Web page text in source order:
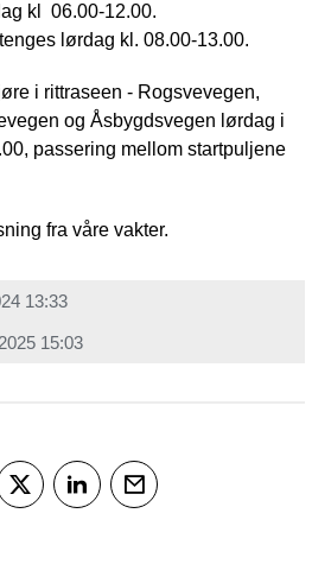
kl 06.00-12.00.
lørdag kl. 08.00-13.00.
i rittraseen - Rogsvevegen,
og Åsbygdsvegen lørdag i
passering mellom startpuljene
fra våre vakter.
13:33
15:03